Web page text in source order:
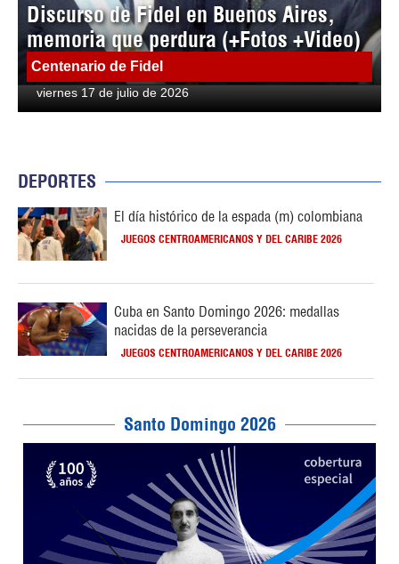
Discurso de Fidel en Buenos Aires,
memoria que perdura (+Fotos +Video)
Centenario de Fidel
viernes 17 de julio de 2026
DEPORTES
El día histórico de la espada (m) colombiana
JUEGOS CENTROAMERICANOS Y DEL CARIBE 2026
Cuba en Santo Domingo 2026: medallas
nacidas de la perseverancia
JUEGOS CENTROAMERICANOS Y DEL CARIBE 2026
Santo Domingo 2026